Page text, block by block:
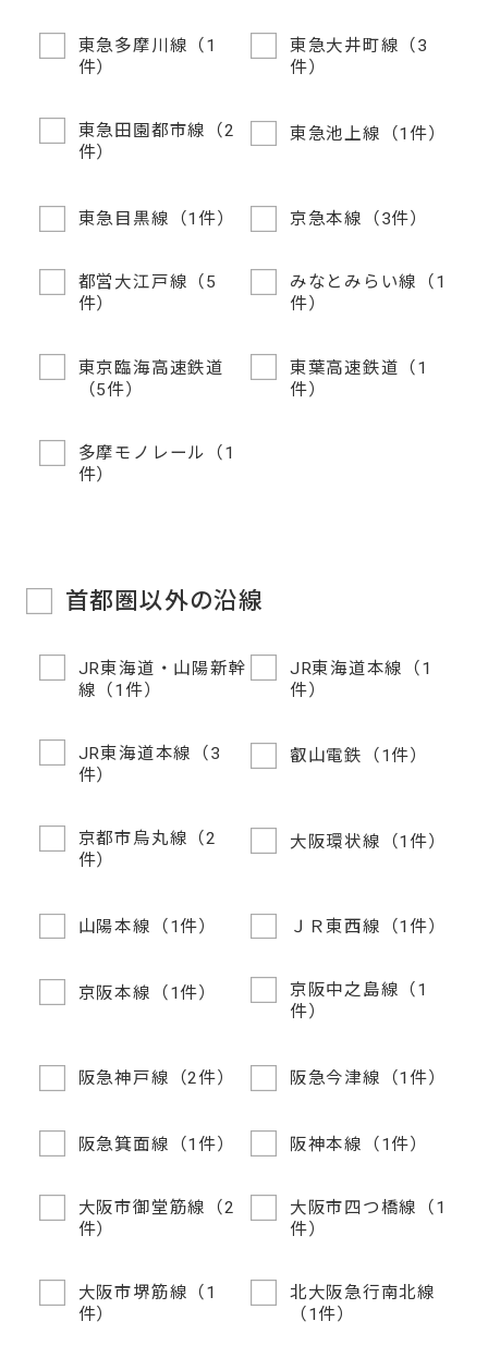
東急多摩川線（1
件）
東急大井町線（3
件）
東急田園都市線（2
件）
東急池上線（1件）
東急目黒線（1件） 京急本線（3件）
都営大江戸線（5
件）
みなとみらい線（1
件）
東京臨海高速鉄道
（5件）
東葉高速鉄道（1
件）
多摩モノレール（1
件）
首都圏以外の沿線
JR東海道・山陽新幹
線（1件）
JR東海道本線（1
件）
JR東海道本線（3
件）
叡山電鉄（1件）
京都市烏丸線（2
件）
大阪環状線（1件）
山陽本線（1件） ＪＲ東西線（1件）
京阪本線（1件）
京阪中之島線（1
件）
阪急神戸線（2件） 阪急今津線（1件）
阪急箕面線（1件） 阪神本線（1件）
大阪市御堂筋線（2
件）
大阪市四つ橋線（1
件）
大阪市堺筋線（1
件）
北大阪急行南北線
（1件）